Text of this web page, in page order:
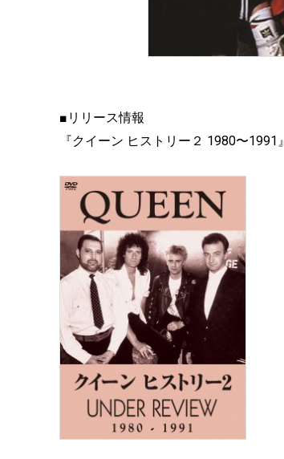
■リリース情報
『クイーン ヒストリー２ 1980〜1991』